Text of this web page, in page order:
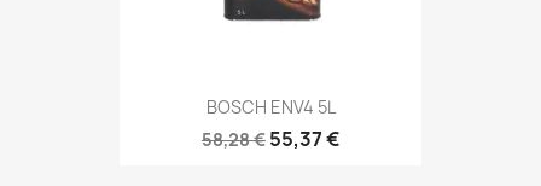
BOSCH ENV4 5L
58,28 € 55,37 €